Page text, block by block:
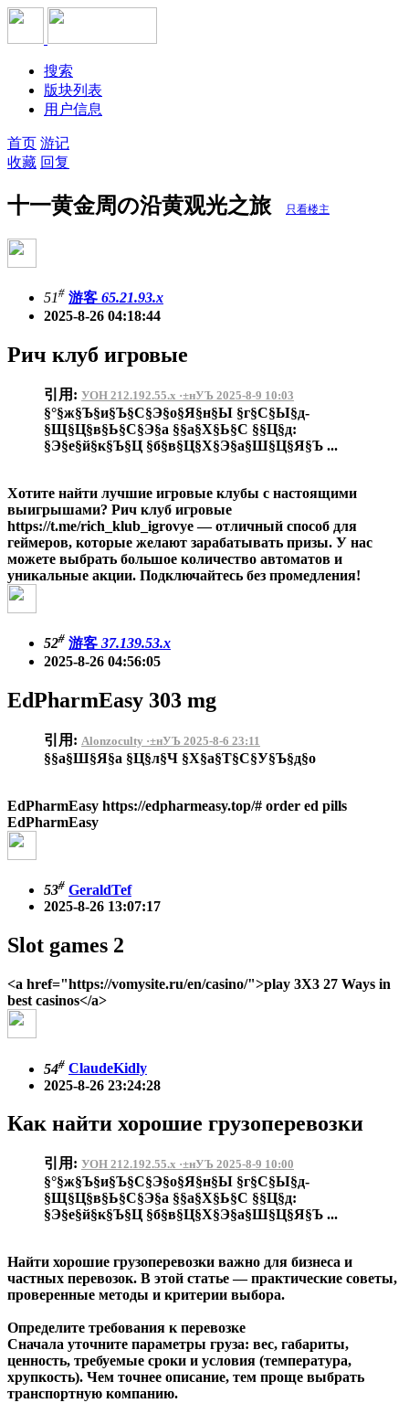
搜索
版块列表
用户信息
首页 游记
收藏 回复
十一黄金周の沿黄观光之旅 只看楼主
51# 游客 65.21.93.x
2025-8-26 04:18:44
Рич клуб игровые
引用: УОН 212.192.55.x ·±нУЪ 2025-8-9 10:03
§°§ж§Ъ§и§Ъ§С§Э§о§Я§н§Ы §г§С§Ы§д-
§Щ§Ц§в§Ь§С§Э§а §§а§Х§Ь§С §§Ц§д:
§Э§е§й§к§Ъ§Ц §б§в§Ц§Х§Э§а§Ш§Ц§Я§Ъ ...
Хотите найти лучшие игровые клубы с настоящими
выигрышами? Рич клуб игровые
https://t.me/rich_klub_igrovye — отличный способ для
геймеров, которые желают зарабатывать призы. У нас
можете выбрать большое количество автоматов и
уникальные акции. Подключайтесь без промедления!
52# 游客 37.139.53.x
2025-8-26 04:56:05
EdPharmEasy 303 mg
引用: Alonzoculty ·±нУЪ 2025-8-6 23:11
§§а§Ш§Я§а §Ц§л§Ч §Х§а§Т§С§У§Ъ§д§о
EdPharmEasy https://edpharmeasy.top/# order ed pills
EdPharmEasy
53# GeraldTef
2025-8-26 13:07:17
Slot games 2
<a href="https://vomysite.ru/en/casino/">play 3X3 27 Ways in
best casinos</a>
54# ClaudeKidly
2025-8-26 23:24:28
Как найти хорошие грузоперевозки
引用: УОН 212.192.55.x ·±нУЪ 2025-8-9 10:00
§°§ж§Ъ§и§Ъ§С§Э§о§Я§н§Ы §г§С§Ы§д-
§Щ§Ц§в§Ь§С§Э§а §§а§Х§Ь§С §§Ц§д:
§Э§е§й§к§Ъ§Ц §б§в§Ц§Х§Э§а§Ш§Ц§Я§Ъ ...
Найти хорошие грузоперевозки важно для бизнеса и
частных перевозок. В этой статье — практические советы,
проверенные методы и критерии выбора.
Определите требования к перевозке
Сначала уточните параметры груза: вес, габариты,
ценность, требуемые сроки и условия (температура,
хрупкость). Чем точнее описание, тем проще выбрать
транспортную компанию.